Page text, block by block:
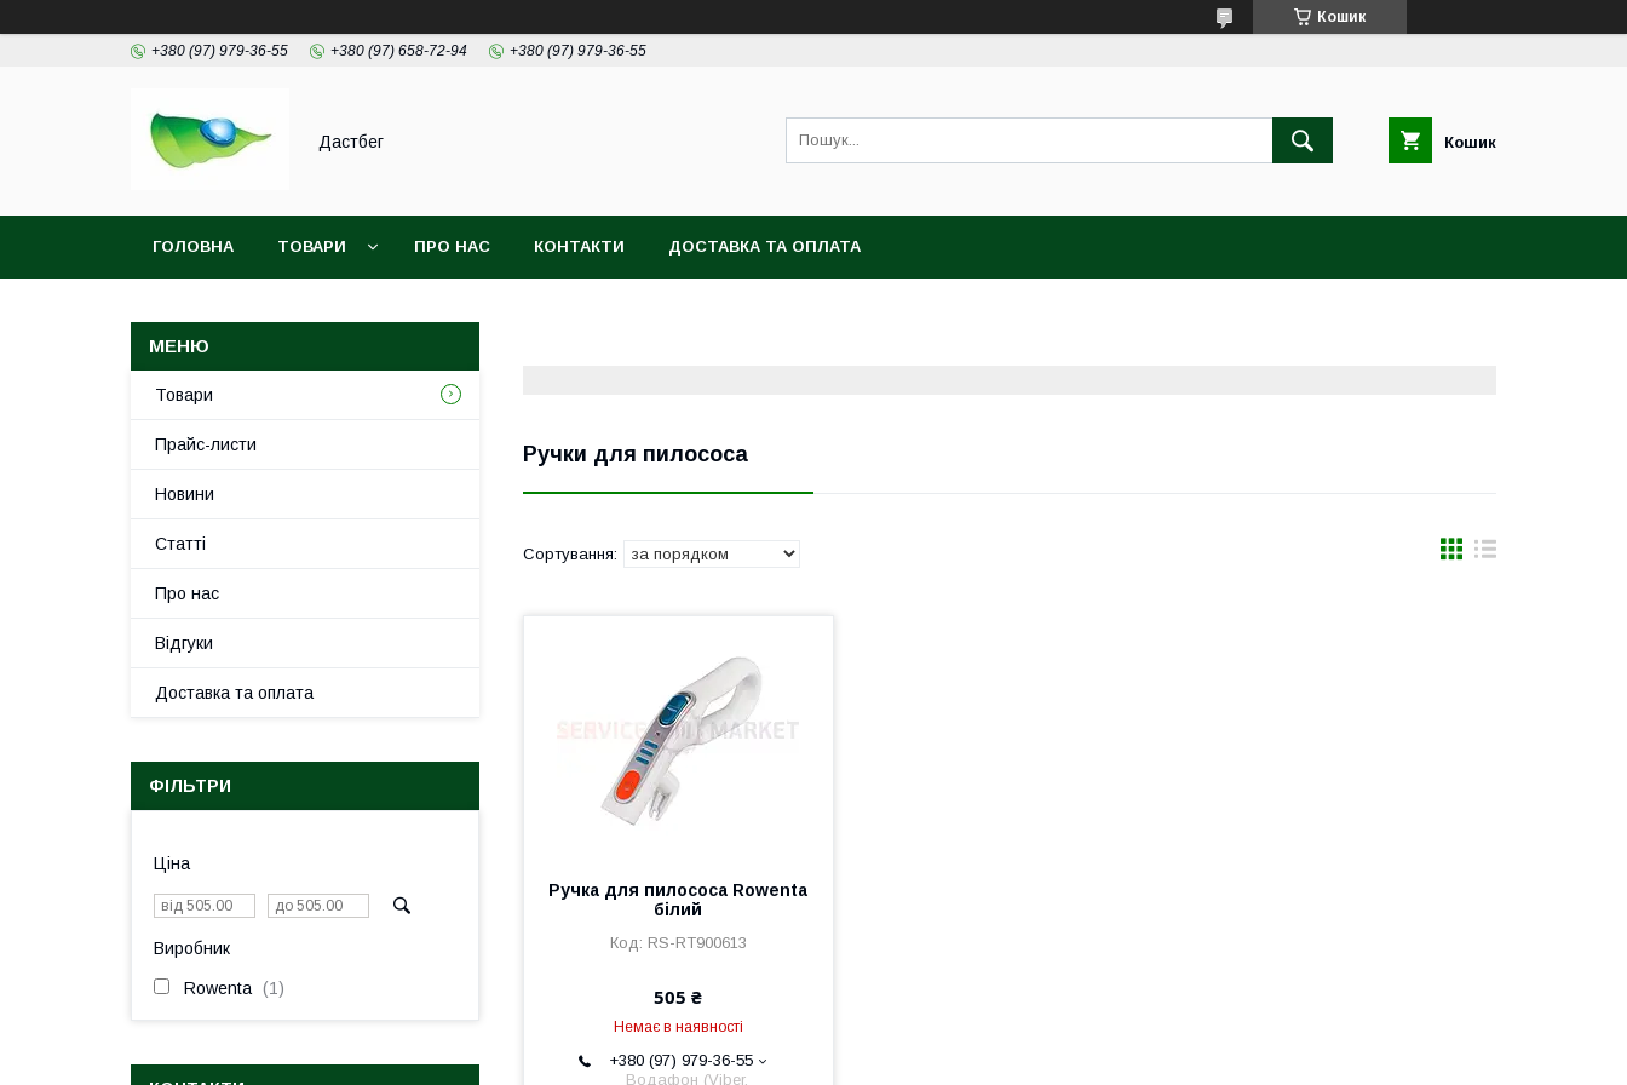
Кошик
+380 (97) 979-36-55 +380 (97) 658-72-94 +380 (97) 979-36-55
Дастбег Кошик
ГОЛОВНА ТОВАРИ ПРО НАС КОНТАКТИ ДОСТАВКА ТА ОПЛАТА
Ручки для пилососа
Ручка для пилососа Rowenta
білий
RS-RT900613
505 ₴
Немає в наявності
+380 (97) 979-36-55
Водафон (Viber,
Товари
Прайс-листи
Новини
Статті
Про нас
Відгуки
Доставка та оплата
ФІЛЬТРИ
Ціна
Виробник
Rowenta 1